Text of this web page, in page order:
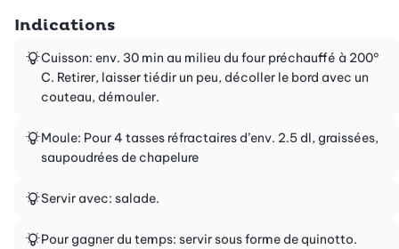
Indications
Cuisson: env. 30 min au milieu du four préchauffé à 200°
C. Retirer, laisser tiédir un peu, décoller le bord avec un
couteau, démouler.
Moule: Pour 4 tasses réfractaires d’env. 2.5 dl, graissées,
saupoudrées de chapelure
Servir avec: salade.
Pour gagner du temps: servir sous forme de quinotto.